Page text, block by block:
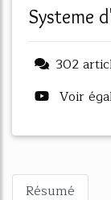
systeme
302
Voir
Résumé